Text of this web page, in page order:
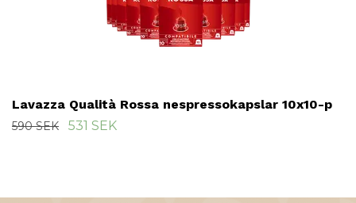
Lavazza Qualità Rossa nespressokapslar 10x10-p
590 SEK 531 SEK